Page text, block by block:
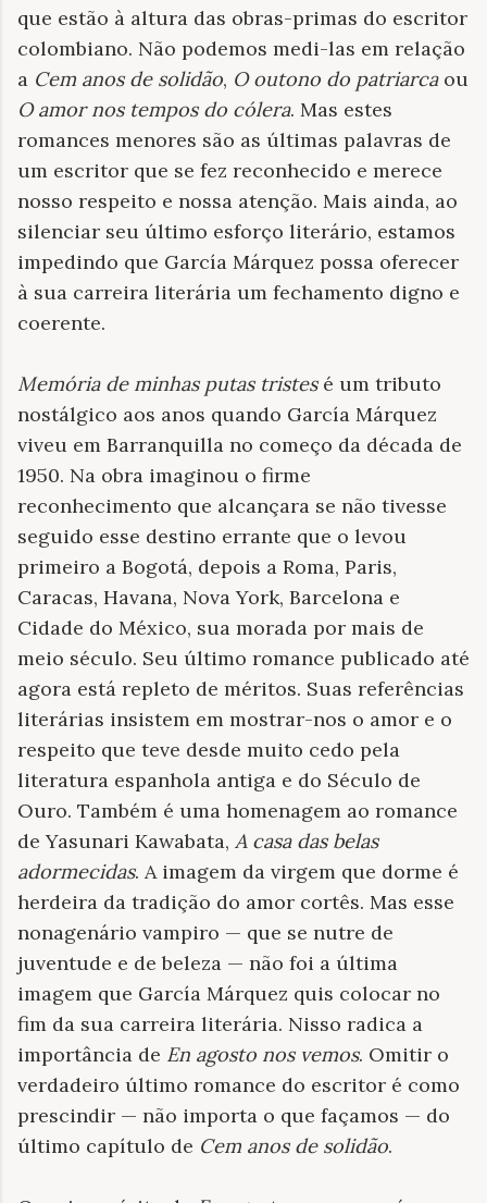
que estão à altura das obras-primas do escritor
colombiano. Não podemos medi-las em relação
a Cem anos de solidão, O outono do patriarcaou
O amor nos tempos do cólera. Mas estes
romances menores são as últimas palavras de
um escritor que se fez reconhecido e merece
nosso respeito e nossa atenção. Mais ainda, ao
silenciar seu último esforço literário, estamos
impedindo que García Márquez possa oferecer
à sua carreira literária um fechamento digno e
coerente.
Memória de minhas putas tristesé um tributo
nostálgico aos anos quando García Márquez
viveu em Barranquilla no começo da década de
1950. Na obra imaginou o firme
reconhecimento que alcançara se não tivesse
seguido esse destino errante que o levou
primeiro a Bogotá, depois a Roma, Paris,
Caracas, Havana, Nova York, Barcelona e
Cidade do México, sua morada por mais de
meio século. Seu último romance publicado até
agora está repleto de méritos. Suas referências
literárias insistem em mostrar-nos o amor e o
respeito que teve desde muito cedo pela
literatura espanhola antiga e do Século de
Ouro. Também é uma homenagem ao romance
de Yasunari Kawabata, A casa das belas
adormecidas. A imagem da virgem que dorme é
herdeira da tradição do amor cortês. Mas esse
nonagenário vampiro — que se nutre de
juventude e de beleza — não foi a última
imagem que García Márquez quis colocar no
fim da sua carreira literária. Nisso radica a
importância de En agosto nos vemos. Omitir o
verdadeiro último romance do escritor é como
prescindir — não importa o que façamos — do
último capítulo de Cem anos de solidão.